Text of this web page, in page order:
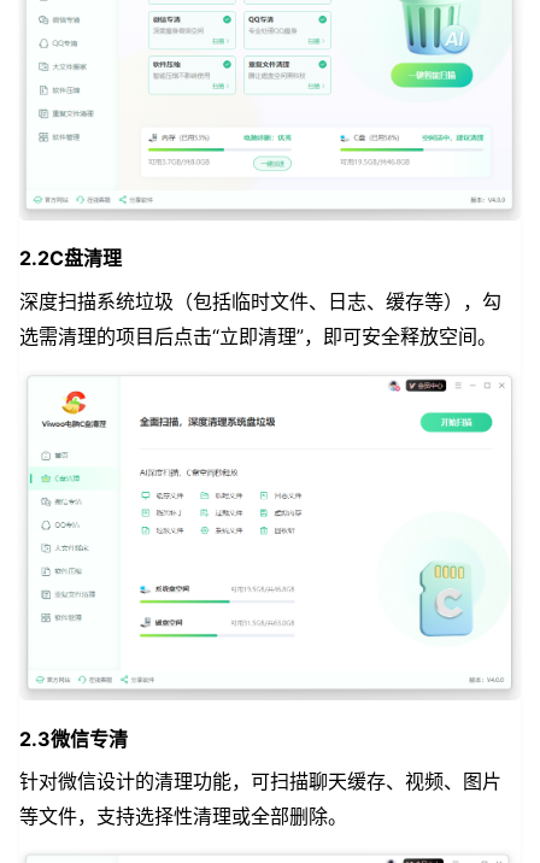
2.2C盘清理
深度扫描系统垃圾（包括临时文件、日志、缓存等），勾
选需清理的项目后点击“立即清理”，即可安全释放空间。
2.3微信专清
针对微信设计的清理功能，可扫描聊天缓存、视频、图片
等文件，支持选择性清理或全部删除。